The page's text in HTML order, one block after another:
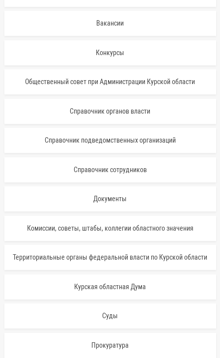
Вакансии
Конкурсы
Общественный совет при Администрации Курской области
Справочник органов власти
Справочник подведомственных организаций
Справочник сотрудников
Документы
Комиссии, советы, штабы, коллегии областного значения
Территориальные органы федеральной власти по Курской области
Курская областная Дума
Суды
Прокуратура